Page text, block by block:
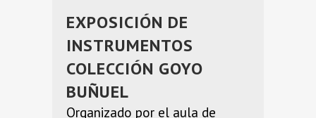
EXPOSICIÓN DE
INSTRUMENTOS
COLECCIÓN GOYO
BUÑUEL
Organizado por el aula de